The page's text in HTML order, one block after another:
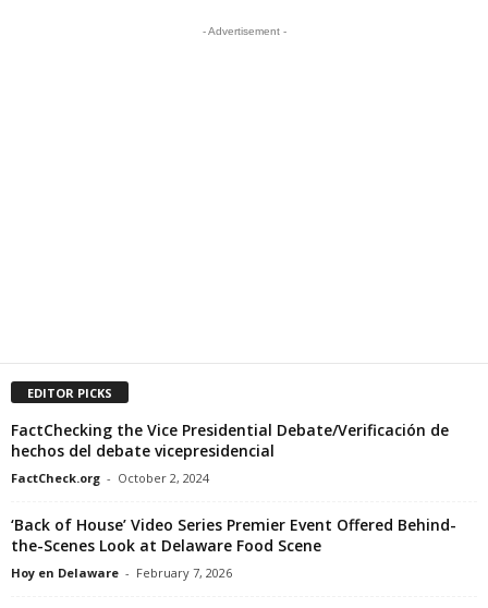
- Advertisement -
EDITOR PICKS
FactChecking the Vice Presidential Debate/Verificación de
hechos del debate vicepresidencial
FactCheck.org - October 2, 2024
‘Back of House’ Video Series Premier Event Offered Behind-
the-Scenes Look at Delaware Food Scene
Hoy en Delaware - February 7, 2026